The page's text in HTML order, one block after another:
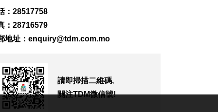
159
0
澤連斯基訪塞爾維亞
：28517758
：28716579
地址： enquiry@tdm.com.mo
請即掃描二維碼,
關注TDM微信號!